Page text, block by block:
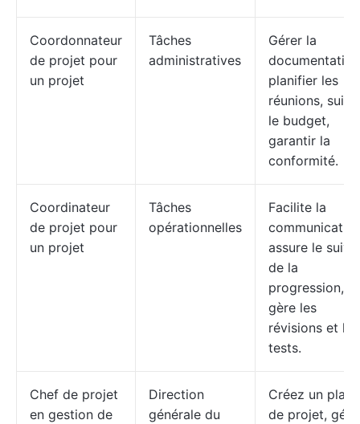
Coordonnateur
de projet pour
un projet
Tâches
administratives
Gérer la
planifier les
réunions,
le budget,
garantir la
conformité.
Coordinateur
de projet pour
un projet
Tâches
opérationnelles
Facilite la
assure le suivi
de la
progression,
gère les
révisions et les
tests.
Chef de projet
en gestion de
Direction
générale du
Créez un plan
de projet,